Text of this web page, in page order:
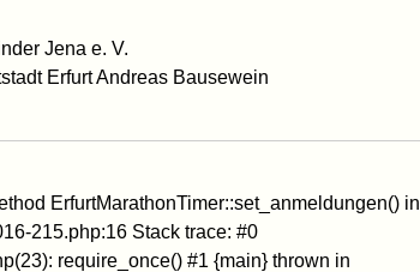
Jena e. V.
Erfurt Andreas Bausewein
ErfurtMarathonTimer::set_anmeldungen() in
215.php:16 Stack trace: #0
require_once() #1 {main} thrown in